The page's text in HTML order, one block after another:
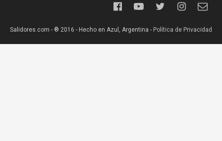
Salidores.com - ® 2016 - Hecho en Azul, Argentina - Política de Privacidad